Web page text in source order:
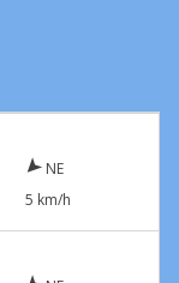
NE
5 km/h